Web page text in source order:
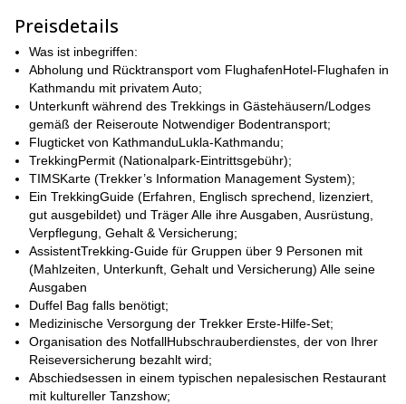
Laufe der folgenden Tage werden wir an emblematischen Orten
Khumbu-GletscherHalt machen. Wir werden auch die
atemberaubende Sherpa-Kultur entdecken und erstaunliche
Gipfel wieMt. Lhotse (8.516 m), Mt. Makalu (8.463 m), Mt. Cho
Oyu (8.201 m)und viele andere erblicken. Nachdem wir das EBC
erreicht haben, werden wir aufKala Patthar (5.550 m)steigen,
um atemberaubende Ausblicke auf den emblematischen Berg zu
genießen.
Bitte beachten Sie, dass dieses Programm für Wanderer aller
Niveaus offen ist. Es ist jedoch eine anspruchsvolle Wanderung,
die eine angemessene körperliche Vorbereitung erfordert.
Natürlichwerden wir da sein, um Ihnen bei jedem Schritt zu
helfen und Sie zu führen.
Sind Sie bereit für einen aufregenden Everest Base Camp Trek in
Nepal? Dannbuchen Sie jetzt Ihren Platz
uns an, wir freuen uns darauf, Sie zu führen!
Wir bieten auch einen atemberaubenden 10-tägigen Ghorepani-
Gandruk Trek
Preisdetails
Was ist inbegriffen:
Abholung und Rücktransport vom FlughafenHotel-Flughafen in
Kathmandu mit privatem Auto;
Unterkunft während des Trekkings in Gästehäusern/Lodges
gemäß der Reiseroute Notwendiger Bodentransport;
Flugticket von KathmanduLukla-Kathmandu;
TrekkingPermit (Nationalpark-Eintrittsgebühr);
TIMSKarte (Trekker’s Information Management System);
Ein TrekkingGuide (Erfahren, Englisch sprechend, lizenziert,
gut ausgebildet) und Träger Alle ihre Ausgaben, Ausrüstung,
Verpflegung, Gehalt & Versicherung;
AssistentTrekking-Guide für Gruppen über 9 Personen mit
(Mahlzeiten, Unterkunft, Gehalt und Versicherung) Alle seine
Ausgaben
Duffel Bag falls benötigt;
Medizinische Versorgung der Trekker Erste-Hilfe-Set;
Organisation des NotfallHubschrauberdienstes, der von Ihrer
Reiseversicherung bezahlt wird;
Abschiedsessen in einem typischen nepalesischen Restaurant
mit kultureller Tanzshow;